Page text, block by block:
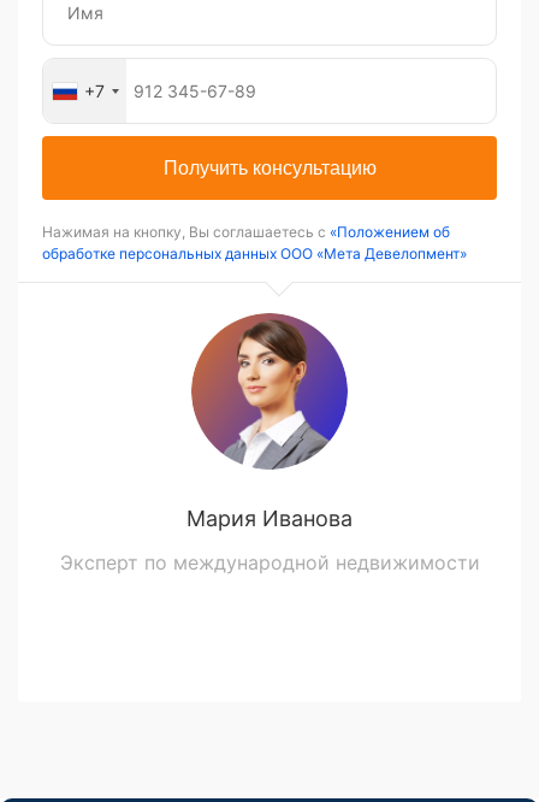
+7
Получить консультацию
Нажимая на кнопку, Вы соглашаетесь с «Положением об
обработке персональных данных ООО «Мета Девелопмент»
Мария Иванова
Эксперт по международной недвижимости